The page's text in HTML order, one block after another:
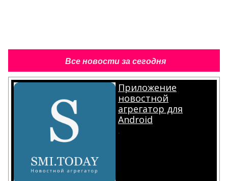
Все новости за сегодня
Приложение
новостной
агрегатор для
Android
.